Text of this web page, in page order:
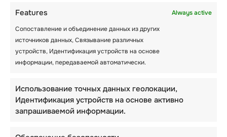
Features
Always active
Сопоставление и объединение данных из других
источников данных, Связывание различных
устройств, Идентификация устройств на основе
информации, передаваемой автоматически.
Использование точных данных геолокации,
Идентификация устройств на основе активно
запрашиваемой информации.
поддерживать хорошую форму даже в
холодное время года.
В Les Elfes безопасность имеет
первостепенное значение , поэтому круглый
год Вас ждут поездки под полным
Они разработаны с учетом образовательных
идей . Преподаватели Les Elfes не только